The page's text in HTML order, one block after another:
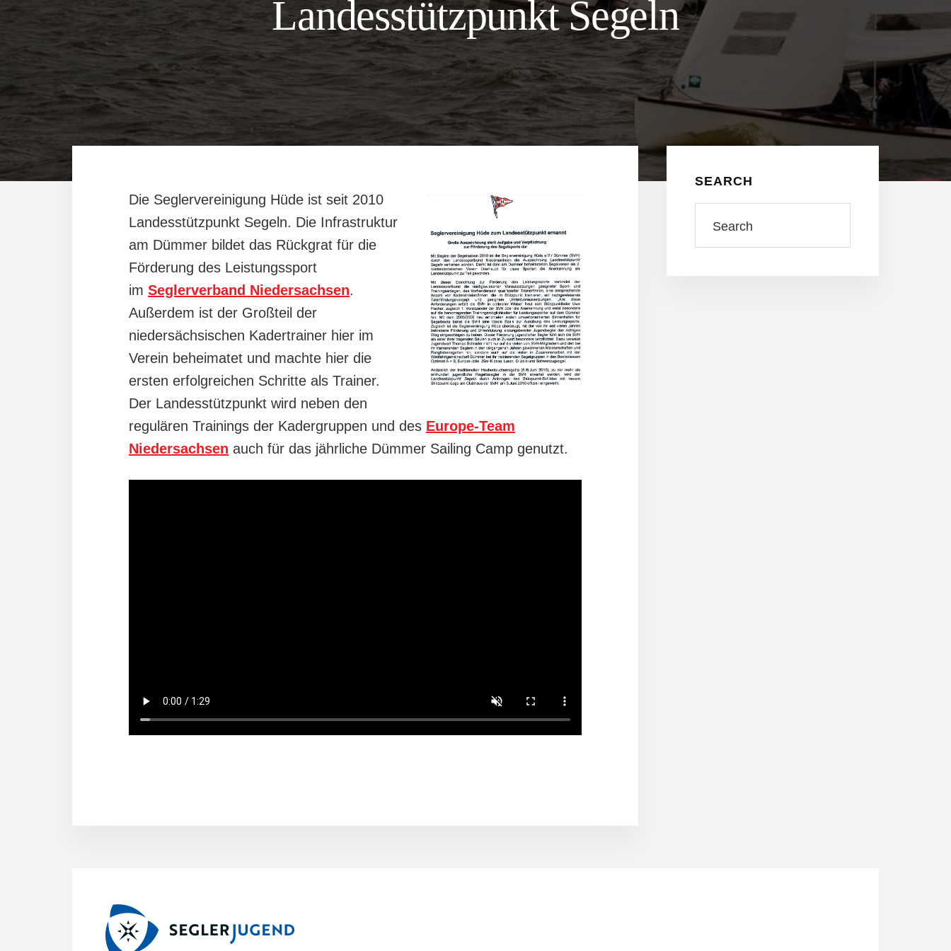
Landesstützpunkt Segeln
Die Seglervereinigung Hüde ist seit 2010
Landesstützpunkt Segeln. Die Infrastruktur
am Dümmer bildet das Rückgrat für die
Förderung des Leistungssport
im Seglerverband Niedersachsen.
Außerdem ist der Großteil der
niedersächsischen Kadertrainer hier im
Verein beheimatet und machte hier die
ersten erfolgreichen Schritte als Trainer.
Der Landesstützpunkt wird neben den
regulären Trainings der Kadergruppen und des Europe-Team
Niedersachsen auch für das jährliche Dümmer Sailing Camp genutzt.
Seitenspalte
SEARCH